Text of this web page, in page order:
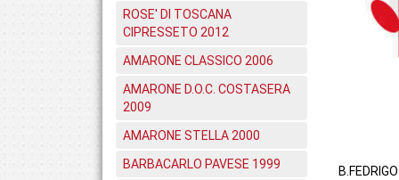
ROSE' DI TOSCANA
CIPRESSETO 2012
AMARONE CLASSICO 2006
AMARONE D.O.C. COSTASERA
2009
AMARONE STELLA 2000
BARBACARLO PAVESE 1999